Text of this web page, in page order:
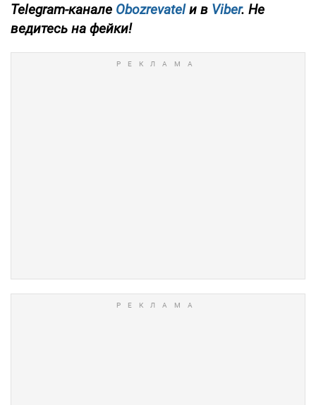
Telegram-канале Obozrevatelи в Viber. Не
ведитесь на фейки!